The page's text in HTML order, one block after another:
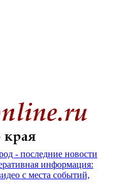
- последние новости
информация:
с места событий,